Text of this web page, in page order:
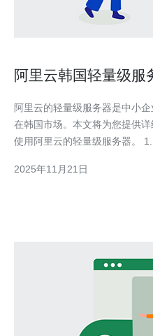
阿里云韩国轻量级服
阿里云的轻量级服务器是中小
在韩国市场。本文将为您提供
使用阿里云的轻量级服务器。 1. 注册阿里云账户 首先，您需要访
写您的邮箱地址、手机号码以及设置密码。 注
2025年11月21日